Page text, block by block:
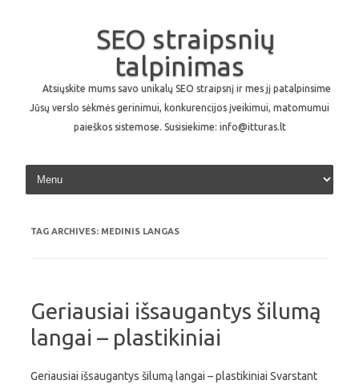
SEO straipsnių
talpinimas
Atsiųskite mums savo unikalų SEO straipsnį ir mes jį patalpinsime
Jūsų verslo sėkmės gerinimui, konkurencijos įveikimui, matomumui
paieškos sistemose. Susisiekime: info@itturas.lt
Skip to content
TAG ARCHIVES: MEDINIS LANGAS
Geriausiai išsaugantys šilumą
langai – plastikiniai
Geriausiai išsaugantys šilumą langai – plastikiniai Svarstant